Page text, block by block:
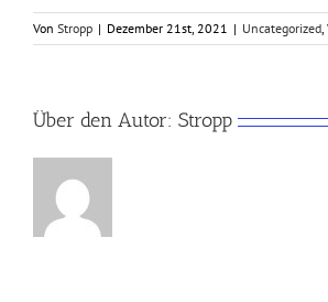
Von Stropp | Dezember 21st, 2021 | Uncategorized,
Über den Autor: Stropp